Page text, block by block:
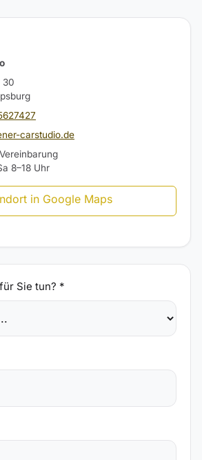
30
carstudio.de
8–18 Uhr
in Google Maps
Sie tun? *